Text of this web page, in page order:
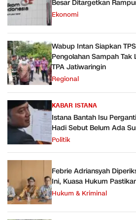
Besar Ditargetkan
Ekonomi
Wabup Intan Siapkan
Pengolahan Sampah
TPA Jatiwaringin
Regional
KABAR ISTANA
Istana Bantah Isu
Hadi Sebut Belum Ada
Politik
Febrie Adriansyah
Ini, Kuasa Hukum
Hukum & Kriminal